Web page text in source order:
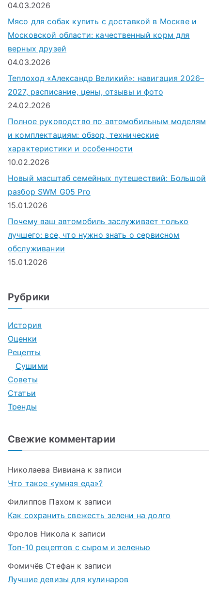
04.03.2026
Мясо для собак купить с доставкой в Москве и
Московской области: качественный корм для
верных друзей
04.03.2026
Теплоход «Александр Великий»: навигация 2026–
2027, расписание, цены, отзывы и фото
24.02.2026
Полное руководство по автомобильным моделям
и комплектациям: обзор, технические
характеристики и особенности
10.02.2026
Новый масштаб семейных путешествий: Большой
разбор SWM G05 Pro
15.01.2026
Почему ваш автомобиль заслуживает только
лучшего: все, что нужно знать о сервисном
обслуживании
15.01.2026
Рубрики
История
Оценки
Рецепты
Сушими
Советы
Статьи
Тренды
Свежие комментарии
Николаева Вивиана к записи
Что такое «умная еда»?
Филиппов Пахом к записи
Как сохранить свежесть зелени на долго
Фролов Никола к записи
Топ-10 рецептов с сыром и зеленью
Фомичёв Стефан к записи
Лучшие девизы для кулинаров